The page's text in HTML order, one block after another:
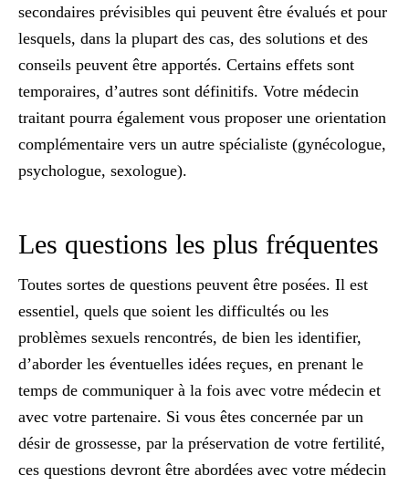
secondaires prévisibles qui peuvent être évalués et pour
lesquels, dans la plupart des cas, des solutions et des
conseils peuvent être apportés. Certains effets sont
temporaires, d’autres sont définitifs. Votre médecin
traitant pourra également vous proposer une orientation
complémentaire vers un autre spécialiste (gynécologue,
psychologue, sexologue).
Les questions les plus fréquentes
Toutes sortes de questions peuvent être posées. Il est
essentiel, quels que soient les difficultés ou les
problèmes sexuels rencontrés, de bien les identifier,
d’aborder les éventuelles idées reçues, en prenant le
temps de communiquer à la fois avec votre médecin et
avec votre partenaire. Si vous êtes concernée par un
désir de grossesse, par la préservation de votre fertilité,
ces questions devront être abordées avec votre médecin